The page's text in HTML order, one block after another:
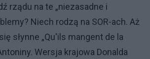
rządu na te „niezasadne i
Niech rodzą na SOR-ach. Aż
słynne „Qu'ils mangent de la
Wersja krajowa Donalda